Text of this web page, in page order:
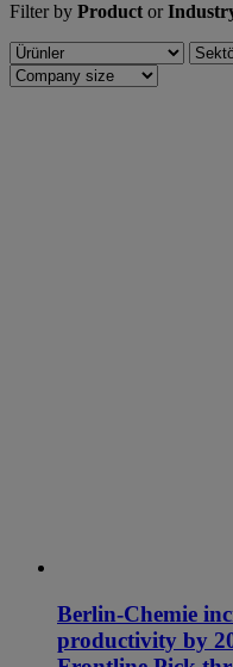
Filter by Product or
Berlin-Chemie
productivity by